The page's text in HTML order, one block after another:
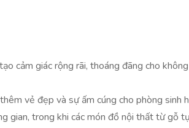
cảm giác rộng rãi, thoáng đãng cho
vẻ đẹp và sự ấm cúng cho phòng
trong khi các món đồ nội thất từ gỗ